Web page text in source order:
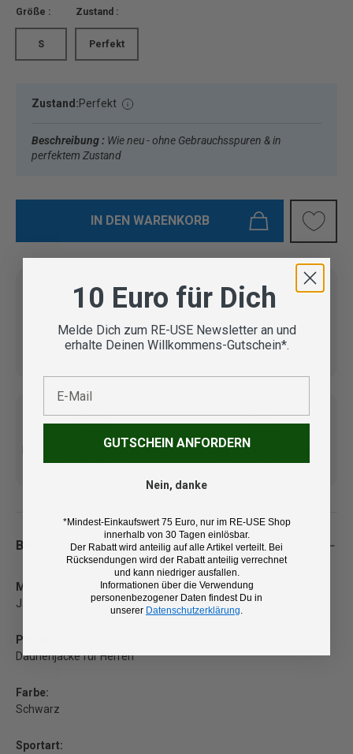
Größe :
S
Zustand :
Perfekt
Zustand:Perfekt
Beschreibung : Wie neu - ohne Gebrauchsspuren & in
perfektem Zustand
IN DEN WARENKORB
Vom Outdoor Spezialisten
geprüfte Second Hand
Lieferung in 3-5 Werktagen
Kostenlose Lieferung ab 100
€ (DE/AT)
14 Tage Rückgaberecht und
kostenlose Retoure
Beschreibung
Marke:
Jack Wolfskin
Produkt:
Daunenjacke für Herren
Farbe:
Schwarz
Sportart:
10 Euro für Dich
Melde Dich zum RE-USE Newsletter an und
erhalte Deinen Willkommens-Gutschein*.
GUTSCHEIN ANFORDERN
Nein, danke
*Mindest-Einkaufswert 75 Euro, nur im RE-USE Shop
innerhalb von 30 Tagen einlösbar.
Der Rabatt wird anteilig auf alle Artikel verteilt. Bei
Rücksendungen wird der Rabatt anteilig verrechnet
und kann niedriger ausfallen.
Informationen über die Verwendung
personenbezogener Daten findest Du in
unserer Datenschutzerklärung.